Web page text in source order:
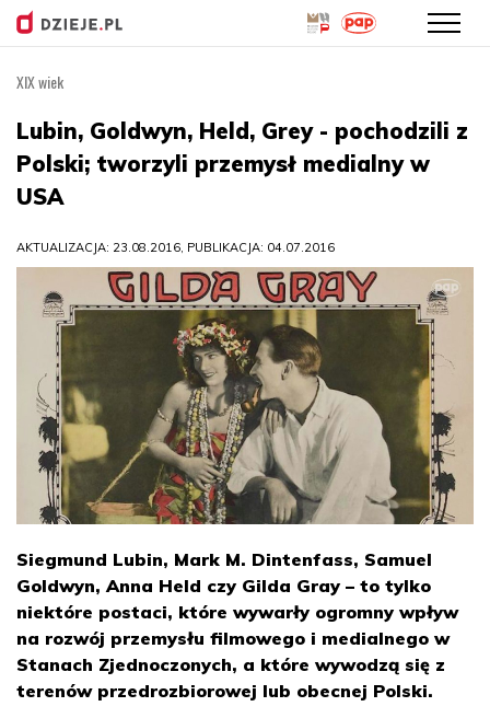
treści
XIX wiek
Lubin, Goldwyn, Held, Grey - pochodzili z
Polski; tworzyli przemysł medialny w
USA
AKTUALIZACJA: 23.08.2016, PUBLIKACJA: 04.07.2016
Siegmund Lubin, Mark M. Dintenfass, Samuel
Goldwyn, Anna Held czy Gilda Gray – to tylko
niektóre postaci, które wywarły ogromny wpływ
na rozwój przemysłu filmowego i medialnego w
Stanach Zjednoczonych, a które wywodzą się z
terenów przedrozbiorowej lub obecnej Polski.